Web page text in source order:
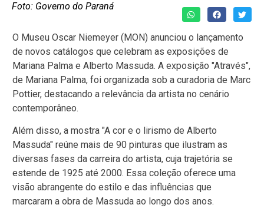
Foto: Governo do Paraná
O Museu Oscar Niemeyer (MON) anunciou o lançamento
de novos catálogos que celebram as exposições de
Mariana Palma e Alberto Massuda. A exposição "Através",
de Mariana Palma, foi organizada sob a curadoria de Marc
Pottier, destacando a relevância da artista no cenário
contemporâneo.
Além disso, a mostra "A cor e o lirismo de Alberto
Massuda" reúne mais de 90 pinturas que ilustram as
diversas fases da carreira do artista, cuja trajetória se
estende de 1925 até 2000. Essa coleção oferece uma
visão abrangente do estilo e das influências que
marcaram a obra de Massuda ao longo dos anos.